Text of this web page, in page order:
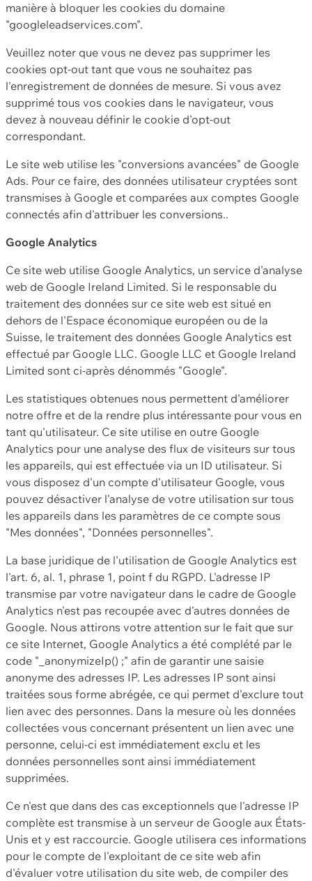
manière à bloquer les cookies du domaine
"googleleadservices.com".
Veuillez noter que vous ne devez pas supprimer les
cookies opt-out tant que vous ne souhaitez pas
l'enregistrement de données de mesure. Si vous avez
supprimé tous vos cookies dans le navigateur, vous
devez à nouveau définir le cookie d'opt-out
correspondant.
Le site web utilise les "conversions avancées" de Google
Ads. Pour ce faire, des données utilisateur cryptées sont
transmises à Google et comparées aux comptes Google
connectés afin d'attribuer les conversions..
Google Analytics
Ce site web utilise Google Analytics, un service d'analyse
web de Google Ireland Limited. Si le responsable du
traitement des données sur ce site web est situé en
dehors de l'Espace économique européen ou de la
Suisse, le traitement des données Google Analytics est
effectué par Google LLC. Google LLC et Google Ireland
Limited sont ci-après dénommés "Google".
Les statistiques obtenues nous permettent d'améliorer
notre offre et de la rendre plus intéressante pour vous en
tant qu'utilisateur. Ce site utilise en outre Google
Analytics pour une analyse des flux de visiteurs sur tous
les appareils, qui est effectuée via un ID utilisateur. Si
vous disposez d'un compte d'utilisateur Google, vous
pouvez désactiver l'analyse de votre utilisation sur tous
les appareils dans les paramètres de ce compte sous
"Mes données", "Données personnelles".
La base juridique de l'utilisation de Google Analytics est
l'art. 6, al. 1, phrase 1, point f du RGPD. L'adresse IP
transmise par votre navigateur dans le cadre de Google
Analytics n'est pas recoupée avec d'autres données de
Google. Nous attirons votre attention sur le fait que sur
ce site Internet, Google Analytics a été complété par le
code "_anonymizeIp() ;" afin de garantir une saisie
anonyme des adresses IP. Les adresses IP sont ainsi
traitées sous forme abrégée, ce qui permet d'exclure tout
lien avec des personnes. Dans la mesure où les données
collectées vous concernant présentent un lien avec une
personne, celui-ci est immédiatement exclu et les
données personnelles sont ainsi immédiatement
supprimées.
Ce n'est que dans des cas exceptionnels que l'adresse IP
complète est transmise à un serveur de Google aux États-
Unis et y est raccourcie. Google utilisera ces informations
pour le compte de l'exploitant de ce site web afin
d'évaluer votre utilisation du site web, de compiler des